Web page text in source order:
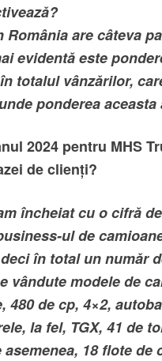
România are câteva
evidentă este
totalul vânzărilor,
ponderea
2024 pentru MHS
de clienți?
încheiat cu o cifră
ul de
deci în total un număr
vândute modele de
480 de cp, 4×2,
la fel, TGX, 41 de
18 flote